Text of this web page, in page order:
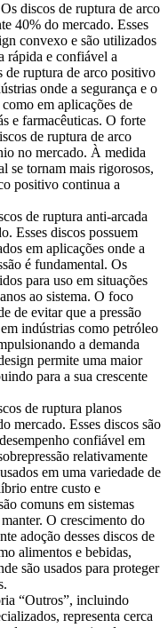
Os discos de ruptura de arco
40% do mercado. Esses
convexo e são utilizados
rápida e confiável a
de ruptura de arco positivo
onde a segurança e o
em aplicações de
e farmacêuticas. O forte
de ruptura de arco
no mercado. À medida
se tornam mais rigorosos,
positivo continua a
de ruptura anti-arcada
Esses discos possuem
​​em aplicações onde a
é fundamental. Os
para uso em situações
ao sistema. O foco
de evitar que a pressão
indústrias como petróleo
a demanda
permite uma maior
para a sua crescente
de ruptura planos
mercado. Esses discos são
confiável em
relativamente
​​em uma variedade de
entre custo e
comuns em sistemas
O crescimento do
adoção desses discos de
alimentos e bebidas,
são usados ​​para proteger
“Outros”, incluindo
representa cerca